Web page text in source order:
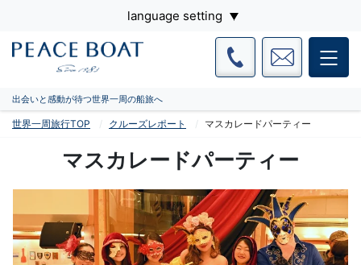
language setting
出会いと感動が待つ世界一周の船旅へ
世界一周旅行TOP クルーズレポート マスカレードパーティー
マスカレードパーティー